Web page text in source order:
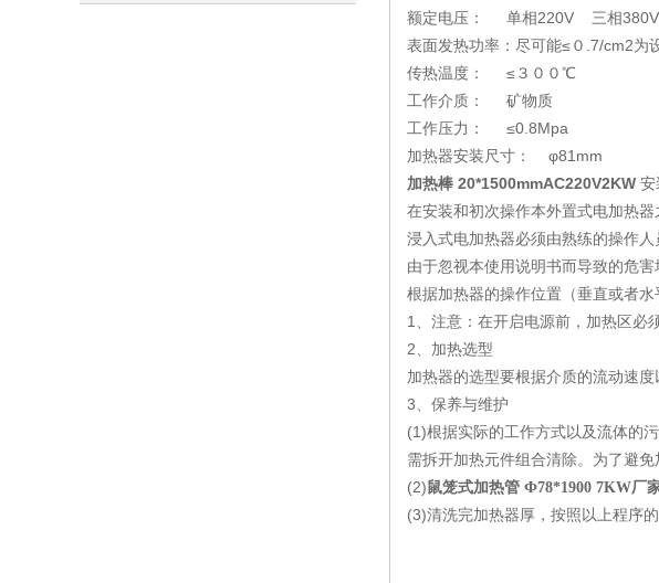
额定电压： 单相220V 三相380V
表面发热功率：尽可能≤０.7/cm2为
传热温度： ≤３００℃
工作介质： 矿物质
工作压力： ≤0.8Mpa
加热器安装尺寸： φ81mm
加热棒 20*1500mmAC220V2KW 安
在安装和初次操作本外置式电加热器
浸入式电加热器必须由熟练的操作
由于忽视本使用说明书而导致的危害
根据加热器的操作位置（垂直或者
1、注意：在开启电源前，加热区必
2、加热选型
加热器的选型要根据介质的流动速
3、保养与维护
(1)根据实际的工作方式以及流体的
需拆开加热元件组合清除。为了避
(2) 鼠笼式加热管 Ф78*1900 7KW厂
(3)清洗完加热器厚，按照以上程序